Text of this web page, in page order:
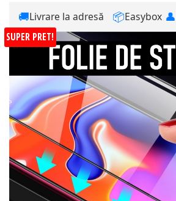
🚚Livrare la adresă 📦Easybox 👤
SUPER PRET!